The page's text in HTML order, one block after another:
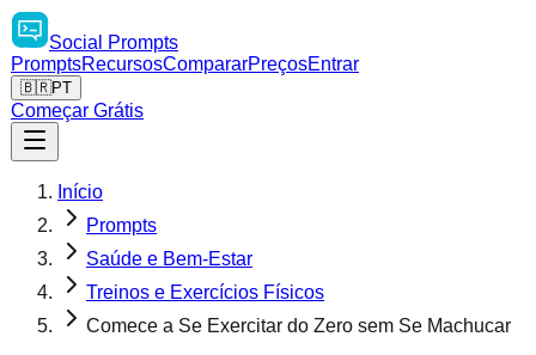
Social
Prompts
PromptsRecursosCompararPreçosEntrar
🇧🇷PT
Começar Grátis
Início
Prompts
Saúde e Bem-Estar
Treinos e Exercícios Físicos
Comece a Se Exercitar do Zero sem Se Machucar